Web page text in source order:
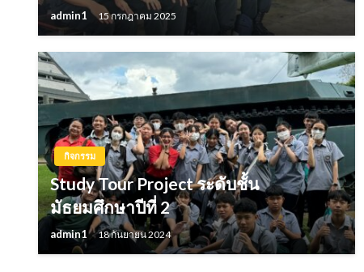
admin1 15 กรกฎาคม 2025
กิจกรรม
Study Tour Project ระดับชั้น
มัธยมศึกษาปีที่ 2
admin1 18 กันยายน 2024